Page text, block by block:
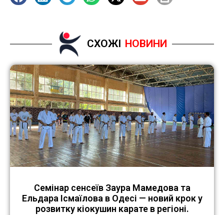
СХОЖІ НОВИНИ
Семінар сенсеїв Заура Мамедова та
Ельдара Ісмаїлова в Одесі — новий крок у
розвитку кіокушин карате в регіоні.